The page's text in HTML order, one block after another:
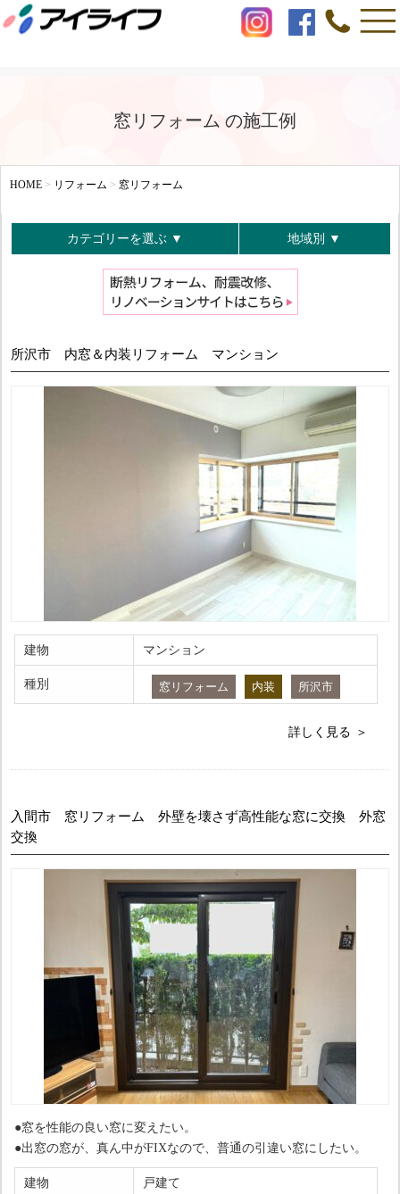
窓リフォーム の施工例
HOME > リフォーム > 窓リフォーム
カテゴリーを選ぶ ▼ 地域別 ▼
所沢市 内窓＆内装リフォーム マンション
建物 マンション
種別 窓リフォーム 内装 所沢市
詳しく見る
入間市 窓リフォーム 外壁を壊さず高性能な窓に交換 外窓
交換
●窓を性能の良い窓に変えたい。
●出窓の窓が、真ん中がFIXなので、普通の引違い窓にしたい。
建物 戸建て